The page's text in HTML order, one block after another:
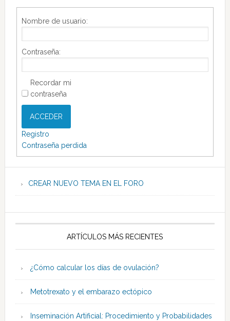
Nombre de usuario:
Contraseña:
Recordar mi
contraseña
ACCEDER
Registro
Contraseña perdida
CREAR NUEVO TEMA EN EL FORO
ARTÍCULOS MÁS RECIENTES
¿Cómo calcular los días de ovulación?
Metotrexato y el embarazo ectópico
Inseminación Artificial: Procedimiento y Probabilidades